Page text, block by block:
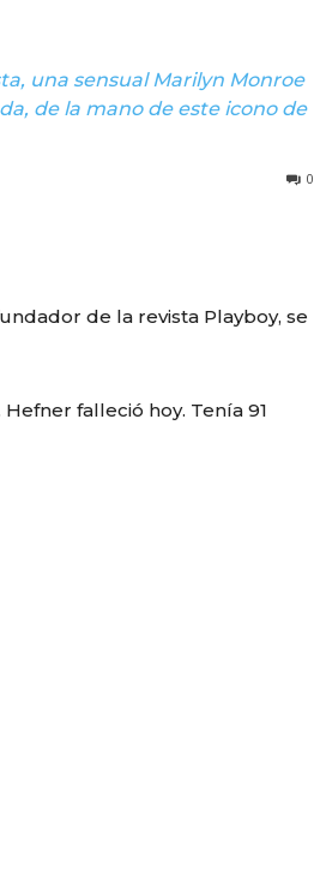
una sensual Marilyn Monroe
de la mano de este icono de
0
de la revista Playboy, se
falleció hoy. Tenía 91